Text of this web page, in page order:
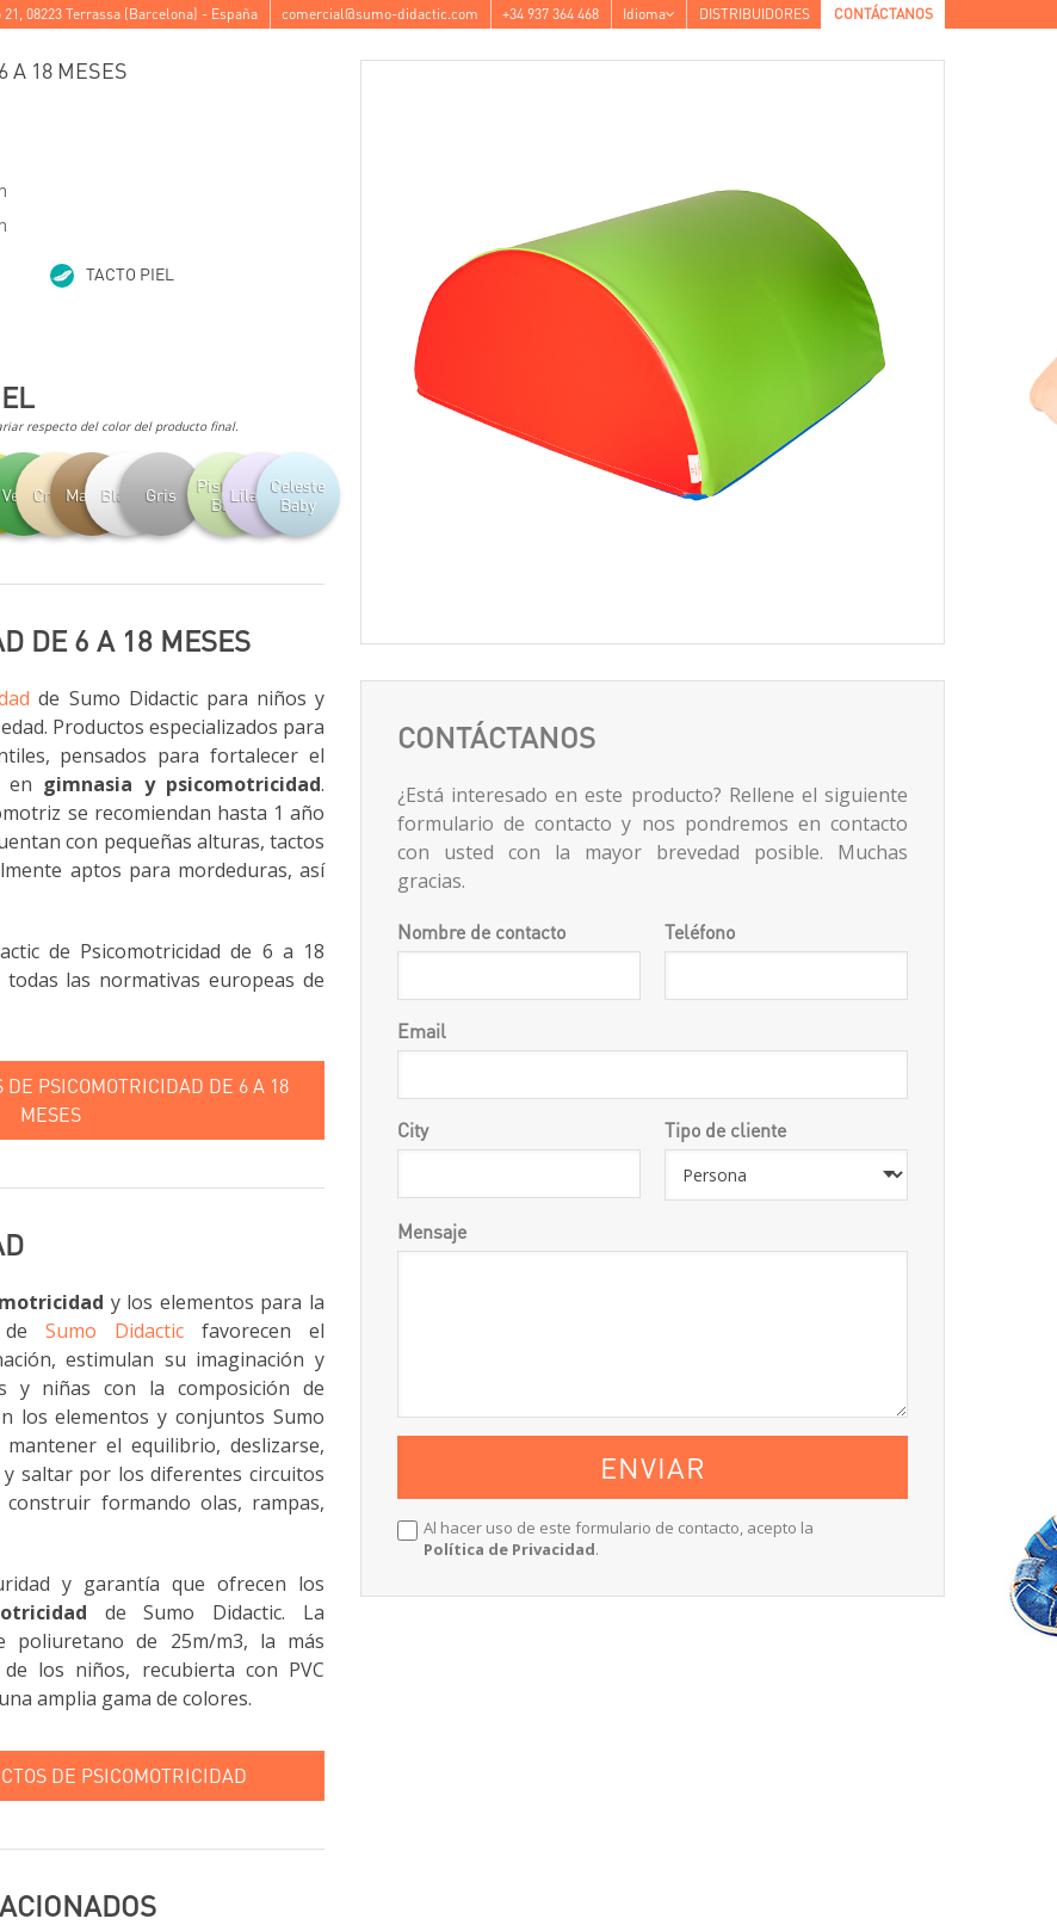
, 08223 Terrassa (Barcelona) - España comercial@sumo-didactic.com +34 937 364 468 Idioma DISTRIBUIDORES CONTÁCTANOS
A 18 MESES
TACTO PIEL
respecto del color del producto final.
VerdeCremaMarrónBlancoGris
Pistacho
BabyLila BabyCeleste
Baby
DE 6 A 18 MESES
de Sumo Didactic para niños y
Productos especializados para
pensados para fortalecer el
en gimnasia y psicomotricidad.
se recomiendan hasta 1 año
con pequeñas alturas, tactos
aptos para mordeduras, así
de Psicomotricidad de 6 a 18
las normativas europeas de
DE PSICOMOTRICIDAD DE 6 A 18
MESES
y los elementos para la
de Sumo Didactic favorecen el
estimulan su imaginación y
y niñas con la composición de
los elementos y conjuntos Sumo
el equilibrio, deslizarse,
saltar por los diferentes circuitos
formando olas, rampas,
y garantía que ofrecen los
de Sumo Didactic. La
poliuretano de 25m/m3, la más
los niños, recubierta con PVC
amplia gama de colores.
DE PSICOMOTRICIDAD
CONTÁCTANOS
¿Está interesado en este producto? Rellene el siguiente
formulario de contacto y nos pondremos en contacto
con usted con la mayor brevedad posible. Muchas
gracias.
Nombre de contacto Teléfono
Email
City Tipo de cliente
Mensaje
Al hacer uso de este formulario de contacto, acepto la
Política de Privacidad.